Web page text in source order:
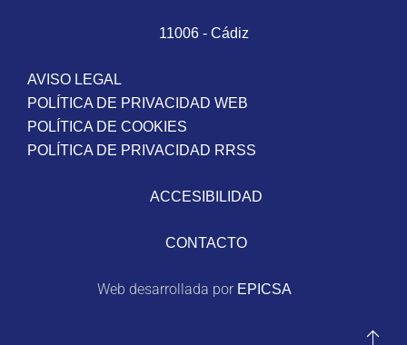
11006 - Cádiz
AVISO LEGAL
POLÍTICA DE PRIVACIDAD WEB
POLÍTICA DE COOKIES
POLÍTICA DE PRIVACIDAD RRSS
ACCESIBILIDAD
CONTACTO
Web desarrollada por EPICSA